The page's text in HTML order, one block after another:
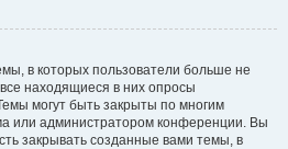
в которых пользователи больше не
находящиеся в них опросы
могут быть закрыты по многим
или администратором конференции. Вы
закрывать созданные вами темы, в